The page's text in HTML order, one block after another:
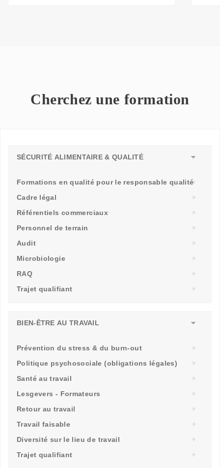
Cherchez une formation
SÉCURITÉ ALIMENTAIRE & QUALITÉ
Formations en qualité pour le responsable qualité
Cadre légal
Référentiels commerciaux
Personnel de terrain
Audit
Microbiologie
RAQ
Trajet qualifiant
BIEN-ÊTRE AU TRAVAIL
Prévention du stress & du burn-out
Politique psychosociale (obligations légales)
Santé au travail
Lesgevers - Formateurs
Retour au travail
Travail faisable
Diversité sur le lieu de travail
Trajet qualifiant